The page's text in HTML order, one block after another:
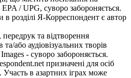
/ UPG, суворо забороняється.
в розділі Я-Корреспондент є автор
та відтворення
або аудіовізуальних творів
- суворо забороняється.
призначені для осіб
в азартних іграх може